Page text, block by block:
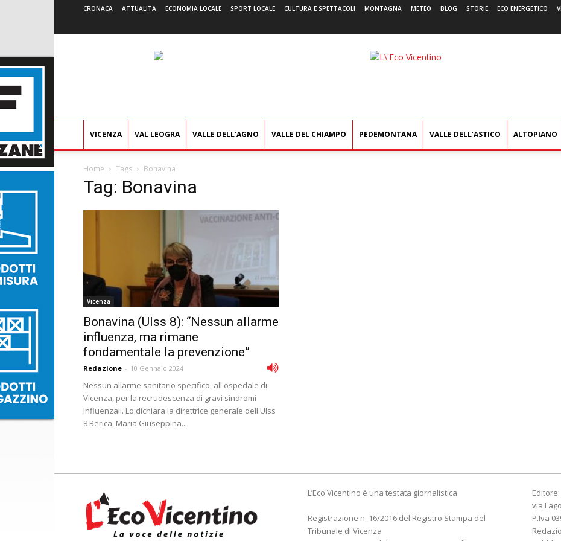
CRONACA ATTUALITÀ ECONOMIA LOCALE SPORT LOCALE CULTURA E SPETTACOLI MONTAGNA METEO BLOG STORIE ECO ENERGETICO
L'Eco
VICENZA VAL LEOGRA VALLE DELL’AGNO VALLE DEL CHIAMPO PEDEMONTANA VALLE DELL’ASTICO ALTOPIANO
Home Tags Bonavina
Tag: Bonavina
Vicenza
Bonavina (Ulss 8): “Nessun allarme
influenza, ma rimane
fondamentale la prevenzione”
Redazione - 10 Gennaio 2024
Nessun allarme sanitario specifico, all'ospedale di
Vicenza, per la recrudescenza di gravi sindromi
influenzali. Lo dichiara la direttrice generale dell'Ulss
8 Berica, Maria Giuseppina...
L’Eco Vicentino è una testata giornalistica
Registrazione n. 16/2016 del Registro Stampa del
Tribunale di Vicenza
via
P.Iva